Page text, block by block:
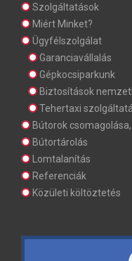
Szolgáltatások
Miért Minket?
Ügyfélszolgálat
Garanciavállalás
Gépkocsiparkunk
Biztosítások
Tehertaxi
Bútorok
Bútortárolás
Lomtalanítás
Referenciák
Közületi költöztetés